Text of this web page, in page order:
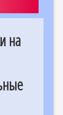
на